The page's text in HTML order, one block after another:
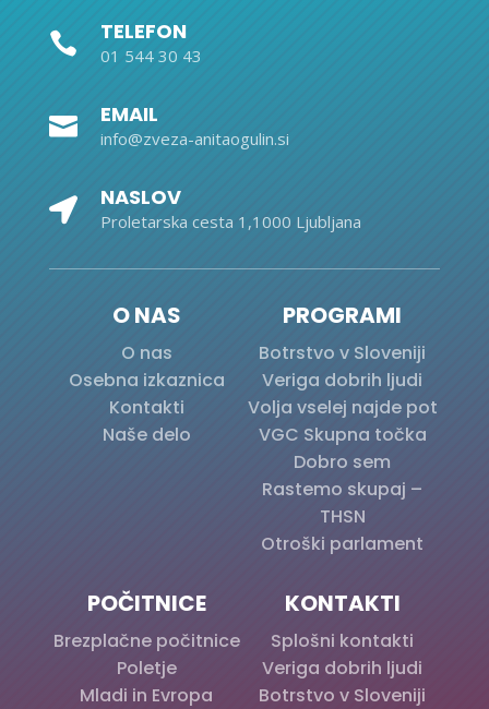
 TELEFON
01 544 30 43
 EMAIL
info@zveza-anitaogulin.si
 NASLOV
Proletarska cesta 1,1000 Ljubljana
O NAS
O nas
Osebna izkaznica
Kontakti
Naše delo
PROGRAMI
Botrstvo v Sloveniji
Veriga dobrih ljudi
Volja vselej najde pot
VGC Skupna točka
Dobro sem
Rastemo skupaj –
THSN
Otroški parlament
POČITNICE
Brezplačne počitnice
Poletje
Mladi in Evropa
KONTAKTI
Splošni kontakti
Veriga dobrih ljudi
Botrstvo v Sloveniji